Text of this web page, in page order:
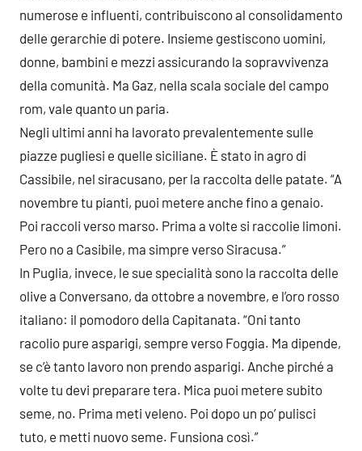
numerose e influenti, contribuiscono al consolidamento
delle gerarchie di potere. Insieme gestiscono uomini,
donne, bambini e mezzi assicurando la sopravvivenza
della comunità. Ma Gaz, nella scala sociale del campo
rom, vale quanto un paria.
Negli ultimi anni ha lavorato prevalentemente sulle
piazze pugliesi e quelle siciliane. È stato in agro di
Cassibile, nel siracusano, per la raccolta delle patate. “A
novembre tu pianti, puoi metere anche fino a genaio.
Poi raccoli verso marso. Prima a volte si raccolie limoni.
Pero no a Casibile, ma simpre verso Siracusa.”
In Puglia, invece, le sue specialità sono la raccolta delle
olive a Conversano, da ottobre a novembre, e l’oro rosso
italiano: il pomodoro della Capitanata. “Oni tanto
racolio pure asparigi, sempre verso Foggia. Ma dipende,
se c’è tanto lavoro non prendo asparigi. Anche pirché a
volte tu devi preparare tera. Mica puoi metere subito
seme, no. Prima meti veleno. Poi dopo un po’ pulisci
tuto, e metti nuovo seme. Funsiona così.”